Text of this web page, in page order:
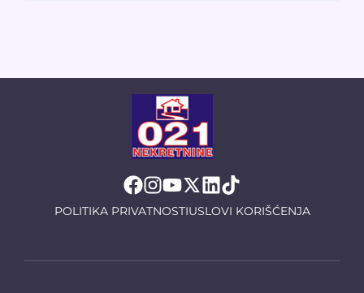
POLITIKA PRIVATNOSTIUSLOVI KORIŠĆENJA